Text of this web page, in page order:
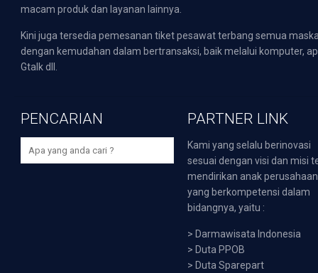
macam produk dan layanan lainnya.
Kini juga tersedia pemesanan tiket pesawat terbang semua
dengan kemudahan dalam bertransaksi, baik melalui komputer,
Gtalk dll.
PENCARIAN PARTNER LINK
Kami yang selalu berinovasi
sesuai dengan visi dan misi
mendirikan anak perusahaan
yang berkompetensi dalam
bidangnya, yaitu :
> Darmawisata Indonesia
> Duta PPOB
> Duta Sparepart